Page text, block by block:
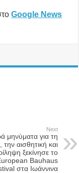
Google News
Next
μηνύματα για τη
την αισθητική και
ξεκίνησε το
Bauhaus
στα Ιωάννινα